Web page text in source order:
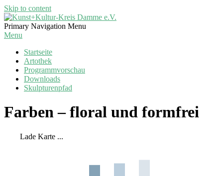
Skip to content
Kunst+Kultur-
Kreis
Primary Navigation Menu
Menu
Startseite
Artothek
Programmvorschau
Downloads
Skulpturenpfad
Farben – floral und formfrei
Lade Karte ...